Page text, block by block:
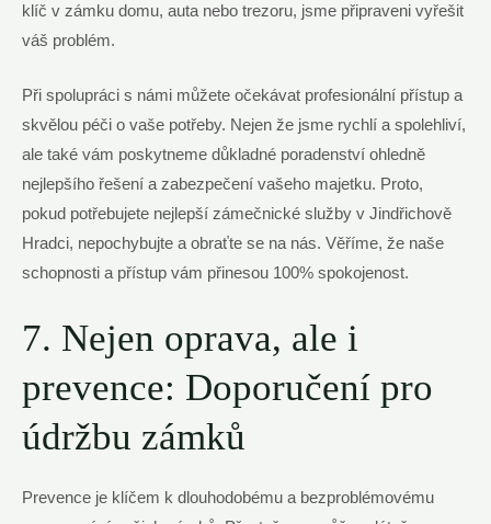
klíč v zámku domu, auta nebo trezoru, jsme připraveni vyřešit
váš problém.
Při spolupráci s námi můžete očekávat profesionální přístup a
skvělou péči o vaše potřeby. Nejen že jsme rychlí a spolehliví,
ale také vám poskytneme důkladné poradenství ohledně
nejlepšího řešení a zabezpečení vašeho majetku. Proto,
pokud potřebujete nejlepší zámečnické služby v Jindřichově
Hradci, nepochybujte a obraťte se na nás. Věříme, že naše
schopnosti a přístup vám přinesou 100% spokojenost.
7. Nejen oprava, ale i
prevence: Doporučení pro
údržbu zámků
Prevence je klíčem k dlouhodobému a bezproblémovému